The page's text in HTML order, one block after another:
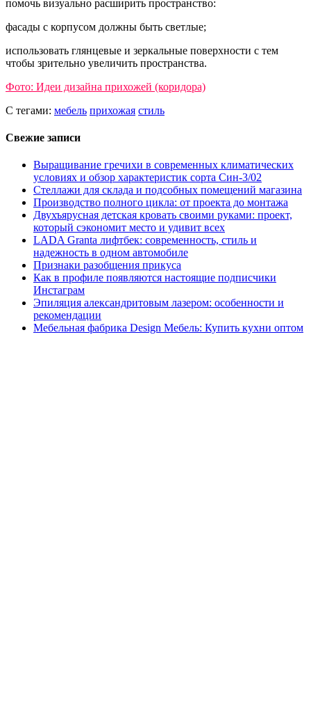
помочь визуально расширить пространство:
фасады с корпусом должны быть светлые;
использовать глянцевые и зеркальные поверхности с тем
чтобы зрительно увеличить пространства.
Фото: Идеи дизайна прихожей (коридора)
С тегами: мебель прихожая стиль
Свежие записи
Выращивание гречихи в современных климатических
условиях и обзор характеристик сорта Син-3/02
Стеллажи для склада и подсобных помещений магазина
Производство полного цикла: от проекта до монтажа
Двухъярусная детская кровать своими руками: проект,
который сэкономит место и удивит всех
LADA Granta лифтбек: современность, стиль и
надежность в одном автомобиле
Признаки разобщения прикуса
Как в профиле появляются настоящие подписчики
Инстаграм
Эпиляция александритовым лазером: особенности и
рекомендации
Мебельная фабрика Design Мебель: Купить кухни оптом